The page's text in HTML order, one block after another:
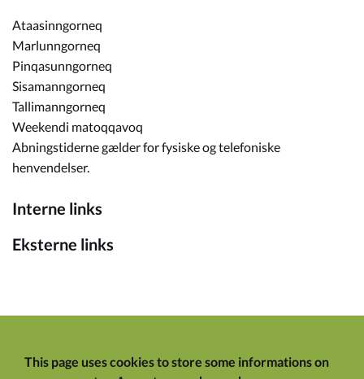
Ataasinngorneq
Marlunngorneq
Pinqasunngorneq
Sisamanngorneq
Tallimanngorneq
Weekendi matoqqavoq
Abningstiderne gælder for fysiske og telefoniske
henvendelser.
Interne links
Eksterne links
This page uses cookies to store some informations on